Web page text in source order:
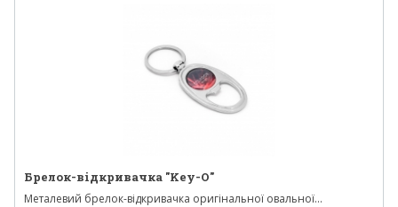
Брелок-відкривачка "Key-O"
Металевий брелок-відкривачка оригінальної овальної...